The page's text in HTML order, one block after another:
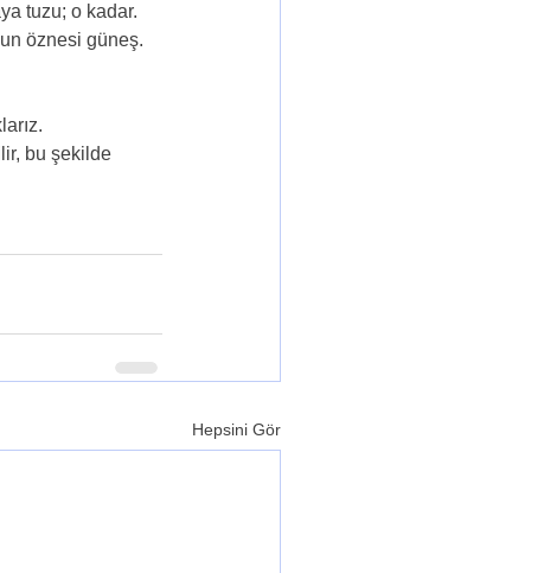
tuzu; o kadar.
öznesi güneş.
bu şekilde
Hepsini Gör